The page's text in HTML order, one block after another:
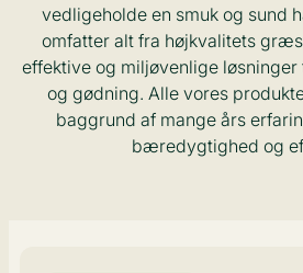
vedligeholde en smuk og sund
omfatter alt fra højkvalitets
effektive og miljøvenlige
og gødning. Alle vores
baggrund af mange års
bæredygtighed og